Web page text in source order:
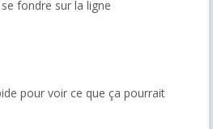
fondre sur la ligne
pour voir ce que ça pourrait